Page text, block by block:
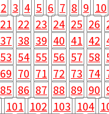
2 3 4 5 6 7 8 9 10
21 22 23 24 25 26
37 38 39 40 41 42
53 54 55 56 57 58
69 70 71 72 73 74
85 86 87 88 89 90
101 102 103 104